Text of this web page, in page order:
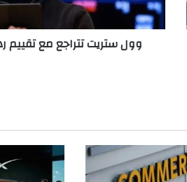
ت
ت
ع
ت
ق
ي
وول ستريت تتراجع مع تقييم